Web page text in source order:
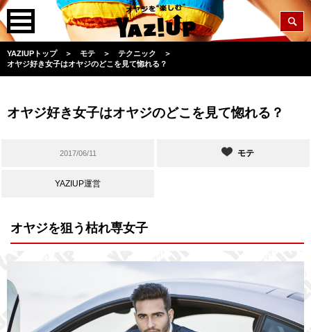
YAZIUPトップ ＞ モテ ＞ テクニック
＞
オヤジ好き女子はオヤジのどこを見て惚れる？
オヤジ好き女子はオヤジのどこを見て惚れる？
2017/06/11 モテ
YAZIUP運営
オヤジを狙う枯れ専女子